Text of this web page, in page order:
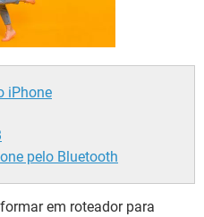
iPhone
pelo Bluetooth
em roteador para